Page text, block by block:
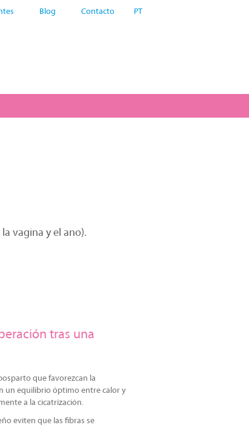
Blog Contacto PT
vagina y el ano).
tras una
que favorezcan la
un equilibrio óptimo entre calor y
a la cicatrización.
eviten que las fibras se